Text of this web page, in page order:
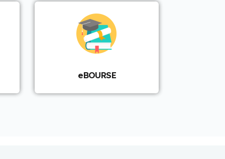
eBOURSE